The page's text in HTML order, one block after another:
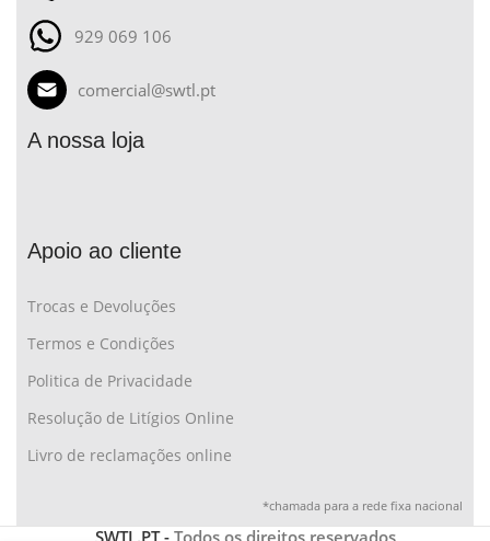
929 069 106
comercial@swtl.pt
A nossa loja
Apoio ao cliente
Trocas e Devoluções
Termos e Condições
Politica de Privacidade
Resolução de Litígios Online
Livro de reclamações online
*chamada para a rede fixa nacional
SWTL.PT - Todos os direitos reservados